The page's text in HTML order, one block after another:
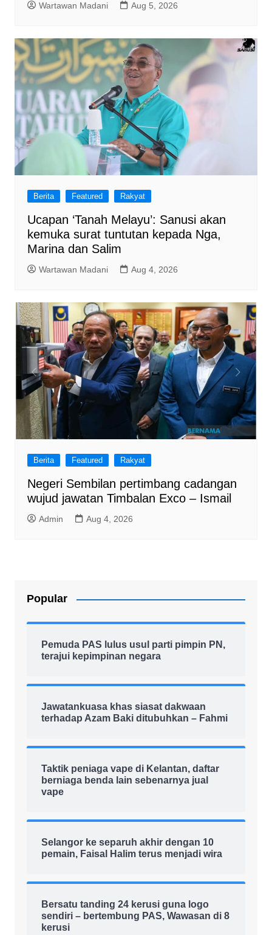
Wartawan Madani Aug 5, 2026
Berita Featured Rakyat
Ucapan ‘Tanah Melayu’: Sanusi akan
kemuka surat tuntutan kepada Nga,
Marina dan Salim
Wartawan Madani Aug 4, 2026
Berita Featured Rakyat
Negeri Sembilan pertimbang cadangan
wujud jawatan Timbalan Exco – Ismail
Admin Aug 4, 2026
Popular
Pemuda PAS lulus usul parti pimpin PN,
terajui kepimpinan negara
Jawatankuasa khas siasat dakwaan
terhadap Azam Baki ditubuhkan – Fahmi
Taktik peniaga vape di Kelantan, daftar
berniaga benda lain sebenarnya jual
vape
Selangor ke separuh akhir dengan 10
pemain, Faisal Halim terus menjadi wira
Bersatu tanding 24 kerusi guna logo
sendiri – bertembung PAS, Wawasan di 8
kerusi